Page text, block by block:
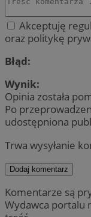
Akceptuję
oraz politykę
Błąd:
Wynik:
Opinia została
Po
udostępniona
Trwa wysyłanie
Dodaj komentarz
Komentarze są
Wydawca portalu